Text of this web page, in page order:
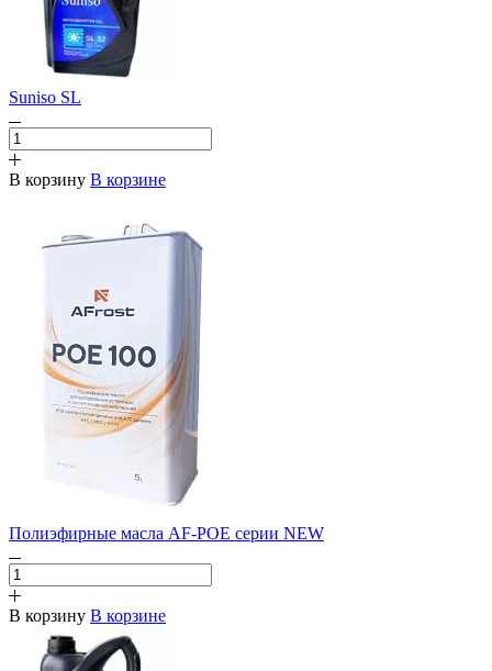
Suniso SL
В корзину В корзине
Полиэфирные масла AF-POE серии NEW
В корзину В корзине